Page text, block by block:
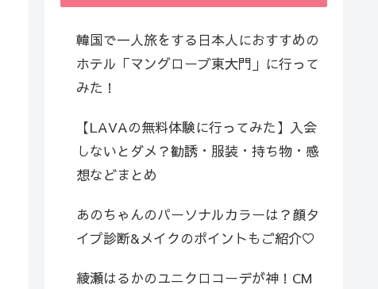
韓国で一人旅をする日本人におすすめの
ホテル「マングローブ東大門」に行って
みた！
【LAVAの無料体験に行ってみた】入会
しないとダメ？勧誘・服装・持ち物・感
想などまとめ
あのちゃんのパーソナルカラーは？顔タ
イプ診断&メイクのポイントもご紹介♡
綾瀬はるかのユニクロコーデが神！CM